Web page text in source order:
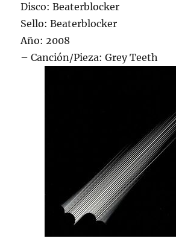
Disco: Beaterblocker
Sello: Beaterblocker
Año: 2008
– Canción/Pieza: Grey Teeth